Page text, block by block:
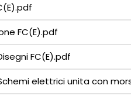
FC(E).pdf
FC(E).pdf
elettrici unita con